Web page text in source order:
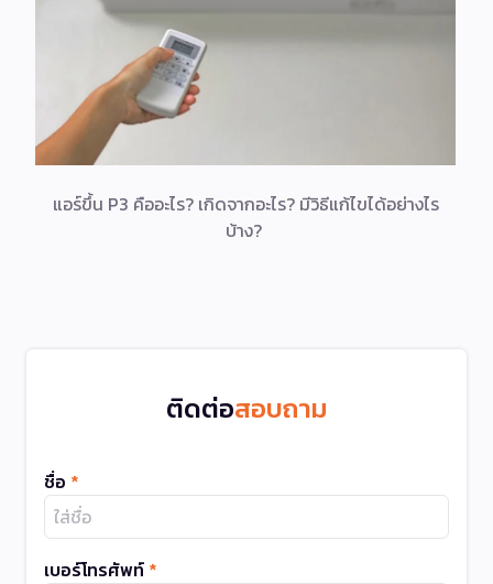
แอร์ขึ้น P3 คืออะไร? เกิดจากอะไร? มีวิธีแก้ไขได้อย่างไร
บ้าง?
ติดต่อสอบถาม
ชื่อ *
เบอร์โทรศัพท์ *